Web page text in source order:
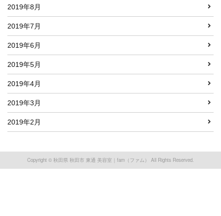
2019年8月
2019年7月
2019年6月
2019年5月
2019年4月
2019年3月
2019年2月
Copyright © 秋田県 秋田市 東通 美容室｜fam（ファム） All Rights Reserved.